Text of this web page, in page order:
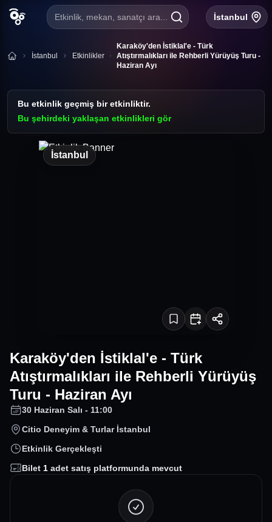
Etkinlik, mekan, sanatçı ara... İstanbul
İstanbul Etkinlikler
Karaköy'den İstiklal'e - Türk
Atıştırmalıkları ile Rehberli Yürüyüş Turu -
Haziran Ayı
Bu etkinlik geçmiş bir etkinliktir.
Bu şehirdeki yaklaşan etkinlikleri gör
İstanbul
Karaköy'den İstiklal'e - Türk
Atıştırmalıkları ile Rehberli Yürüyüş
Turu - Haziran Ayı
30 Haziran Salı - 11:00
Citio Deneyim & Turlar İstanbul
Etkinlik Gerçekleşti
Bilet 1 adet satış platformunda mevcut